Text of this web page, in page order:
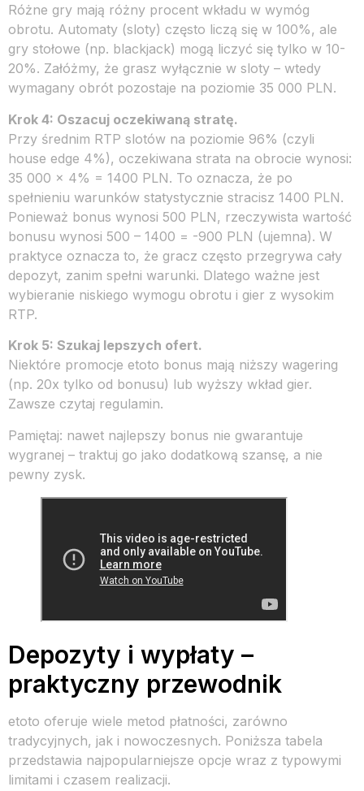
Różne gry mają różny procent wkładu w wymóg
obrotu. Automaty (sloty) często liczą się w 100%, ale
gry stołowe (np. blackjack) mogą liczyć się tylko w 10-
20%. Załóżmy, że grasz wyłącznie w sloty – wtedy
wymagany obrót pozostaje na poziomie 35 000 PLN.
Krok 4: Oszacuj oczekiwaną stratę.
Przy średnim RTP slotów na poziomie 96% (czyli
house edge 4%), oczekiwana strata na obrocie wynosi:
35 000 × 4% = 1400 PLN. To oznacza, że po
spełnieniu warunków statystycznie stracisz 1400 PLN.
Ponieważ bonus wynosi 500 PLN, rzeczywista wartość
bonusu wynosi 500 – 1400 = -900 PLN (ujemna). W
praktyce oznacza to, że gracz często przegrywa cały
depozyt, zanim spełni warunki. Dlatego ważne jest
wybieranie niskiego wymogu obrotu i gier z wysokim
RTP.
Krok 5: Szukaj lepszych ofert.
Niektóre promocje etoto bonus mają niższy wagering
(np. 20x tylko od bonusu) lub wyższy wkład gier.
Zawsze czytaj regulamin.
Pamiętaj: nawet najlepszy bonus nie gwarantuje
wygranej – traktuj go jako dodatkową szansę, a nie
pewny zysk.
Depozyty i wypłaty –
praktyczny przewodnik
etoto oferuje wiele metod płatności, zarówno
tradycyjnych, jak i nowoczesnych. Poniższa tabela
przedstawia najpopularniejsze opcje wraz z typowymi
limitami i czasem realizacji.